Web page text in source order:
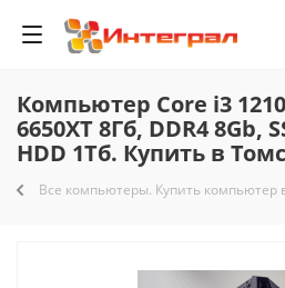
Компьютер Core i3
6650XT 8Гб, DDR4 8Gb,
HDD 1Тб. Купить в
Все компьютеры. Купить компьютер